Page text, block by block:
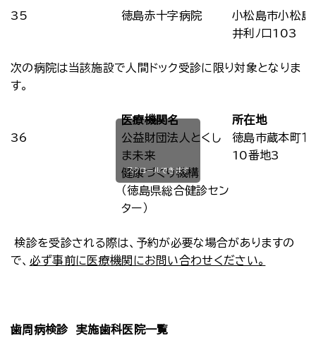
35 徳島赤十字病院
小松島市小松島
井利ﾉ口103
次の病院は当該施設で人間ドック受診に限り対象となりま
す｡
医療機関名
所在地
36
公益財団法人とくし
ま未来
健康づくり機構
（徳島県総合健診セン
ター）
徳島市蔵本町１
10番地3
スクロールできます
検診を受診される際は、予約が必要な場合がありますの
で、 必ず事前に医療機関にお問い合わせください。
歯周病検診 実施歯科医院一覧